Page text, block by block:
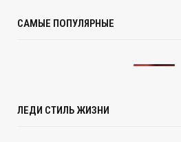
САМЫЕ ПОПУЛЯРНЫЕ
ЛЕДИ СТИЛЬ ЖИЗНИ